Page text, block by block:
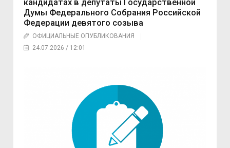
кандидатах в депутаты Государственной
Думы Федерального Собрания Российской
Федерации девятого созыва
ОФИЦИАЛЬНЫЕ ОПУБЛИКОВАНИЯ
24.07.2026 / 12:01